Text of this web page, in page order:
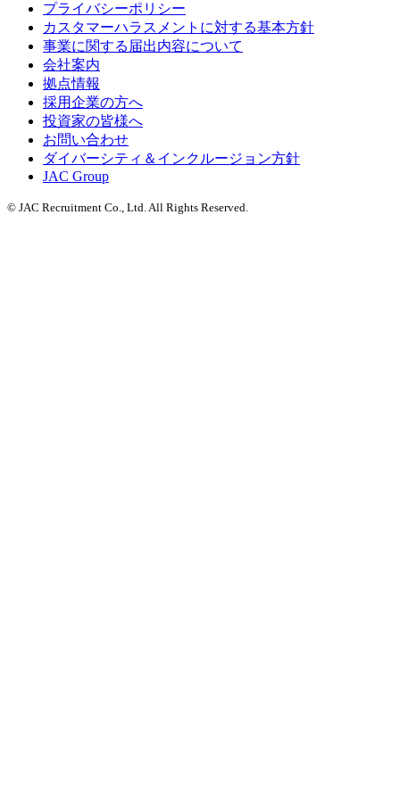
プライバシーポリシー
カスタマーハラスメントに対する基本方針
事業に関する届出内容について
会社案内
拠点情報
採用企業の方へ
投資家の皆様へ
お問い合わせ
ダイバーシティ＆インクルージョン方針
JAC Group
© JAC Recruitment Co., Ltd. All Rights Reserved.